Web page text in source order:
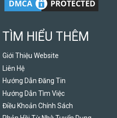
TÌM HIỂU THÊM
Giới Thiệu Website
Liên Hệ
Hướng Dẫn Đăng Tin
Hướng Dẫn Tìm Việc
Điều Khoản Chính Sách